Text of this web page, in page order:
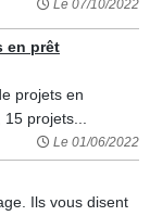
Le 07/10/2022
en prêt
projets en
projets...
Le 01/06/2022
Ils vous disent